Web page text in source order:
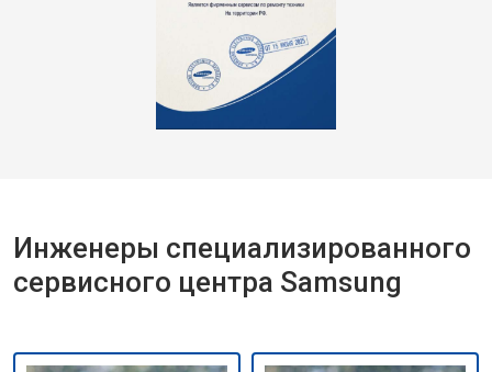
Инженеры специализированного
сервисного центра Samsung